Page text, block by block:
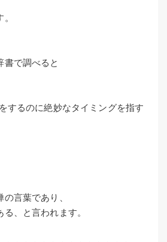
書で調べると
るのに絶妙なタイミングを指す
言葉であり、
、と言われます。